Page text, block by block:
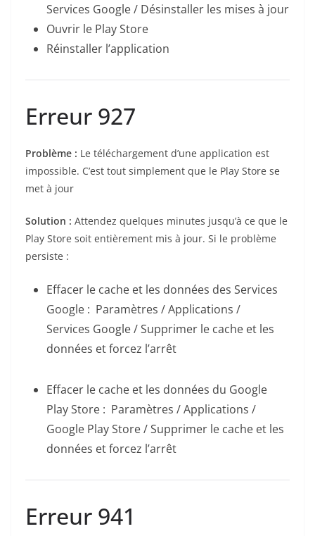
Services Google / Désinstaller les mises à jour
Ouvrir le Play Store
Réinstaller l’application
Erreur 927
Problème : Le téléchargement d’une application est
impossible. C’est tout simplement que le Play Store se
met à jour
Solution : Attendez quelques minutes jusqu’à ce que le
Play Store soit entièrement mis à jour. Si le problème
persiste :
Effacer le cache et les données des Services
Google : Paramètres / Applications /
Services Google / Supprimer le cache et les
données et forcez l’arrêt
Effacer le cache et les données du Google
Play Store : Paramètres / Applications /
Google Play Store / Supprimer le cache et les
données et forcez l’arrêt
Erreur 941